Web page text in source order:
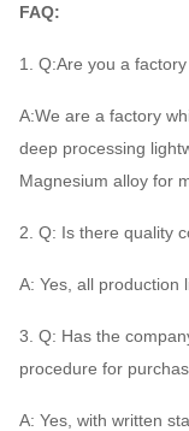
FAQ:
1. Q:Are you a
A:We are a factory
deep processing
Magnesium alloy for
2. Q: Is there quality
A: Yes, all production
3. Q: Has the
procedure for
A: Yes, with written